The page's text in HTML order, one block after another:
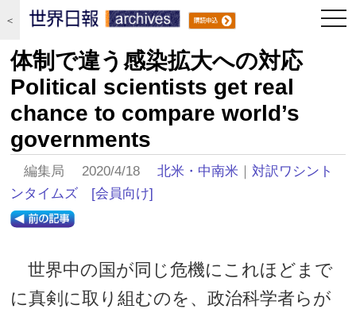
＜
体制で違う感染拡大への対応
Political scientists get real
chance to compare world’s
governments
編集局 2020/4/18北米・中南米 ｜対訳ワシント
ンタイムズ
[会員向け]
世界中の国が同じ危機にこれほどまで
に真剣に取り組むのを、政治科学者らが